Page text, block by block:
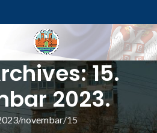
15.
2023.
novembar 15